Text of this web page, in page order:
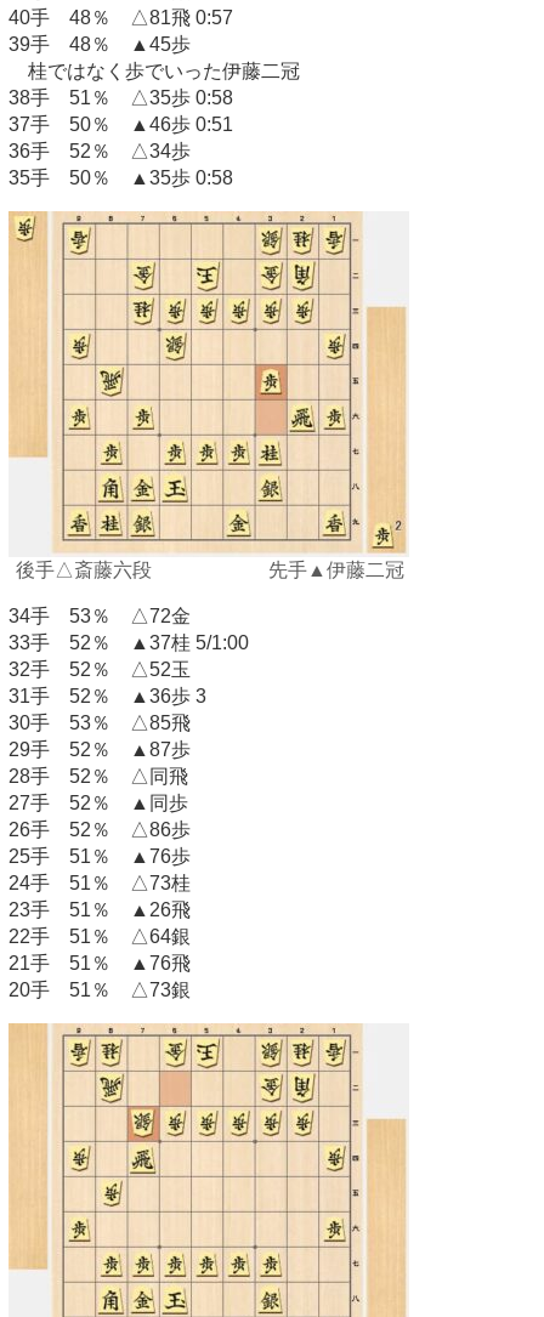
40手 48％ △81飛 0:57
39手 48％ ▲45歩
桂ではなく歩でいった伊藤二冠
38手 51％ △35歩 0:58
37手 50％ ▲46歩 0:51
36手 52％ △34歩
35手 50％ ▲35歩 0:58
後手△斎藤六段 先手▲伊藤二冠
34手 53％ △72金
33手 52％ ▲37桂 5/1:00
32手 52％ △52玉
31手 52％ ▲36歩 3
30手 53％ △85飛
29手 52％ ▲87歩
28手 52％ △同飛
27手 52％ ▲同歩
26手 52％ △86歩
25手 51％ ▲76歩
24手 51％ △73桂
23手 51％ ▲26飛
22手 51％ △64銀
21手 51％ ▲76飛
20手 51％ △73銀